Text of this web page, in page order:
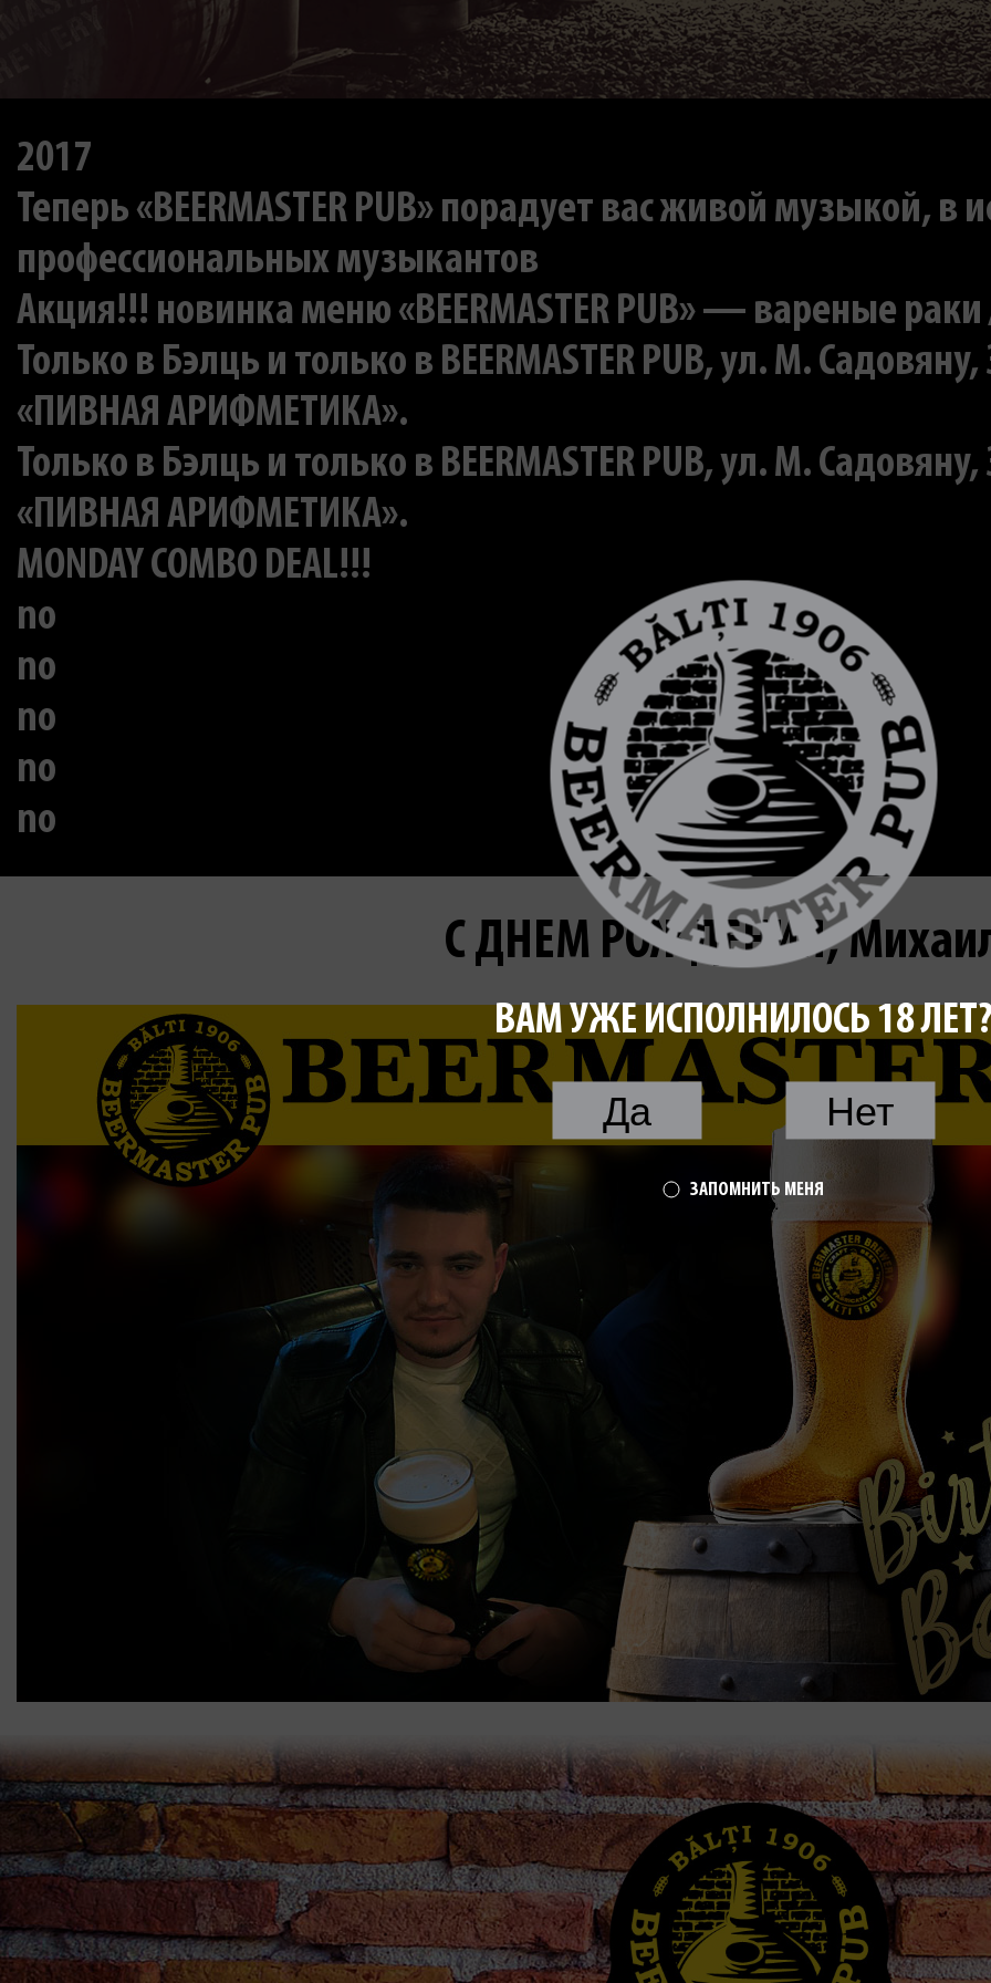
2017
Теперь «BEERMASTER PUB» порадует вас живой музыкой, в
профессиональных музыкантов
Акция!!! новинка меню «BEERMASTER PUB» — вареные
Только в Бэлць и только в BEERMASTER PUB, ул. M.
«ПИВНАЯ АРИФМЕТИКА».
Только в Бэлць и только в BEERMASTER PUB, ул. M.
«ПИВНАЯ АРИФМЕТИКА».
MONDAY COMBO DEAL!!!
no
no
no
no
no
С ДНЕМ РОЖДЕНИЯ,
ВАМ УЖЕ ИСПОЛНИЛОСЬ 18
Да Нет
ЗАПОМНИТЬ МЕНЯ